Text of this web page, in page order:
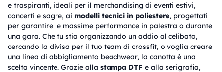
e traspiranti, ideali per il merchandising di eventi estivi,
concerti e sagre, ai modelli tecnici in poliestere, progettati
per garantire le massime performance in palestra o durante
una gara. Che tu stia organizzando un addio al celibato,
cercando la divisa per il tuo team di crossfit, o voglia creare
una linea di abbigliamento beachwear, la canotta è una
scelta vincente. Grazie alla stampa DTF e alla serigrafia,